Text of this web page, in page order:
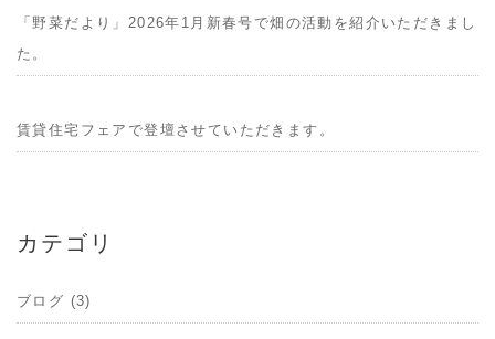
「野菜だより」2026年1月新春号で畑の活動を紹介いただきまし
た。
賃貸住宅フェアで登壇させていただきます。
カテゴリ
ブログ (3)